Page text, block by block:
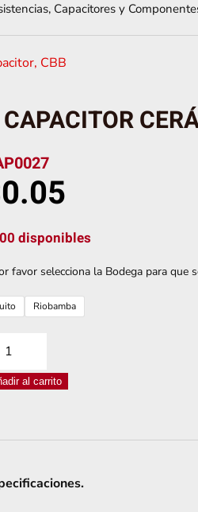
Capacitores y
, CBB
CAPACITOR
0.05
disponibles
favor selecciona la Bodega para que
Riobamba
al carrito